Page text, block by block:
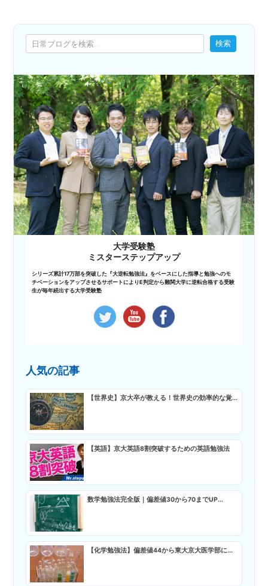
検索
検索
大学受験塾
ミスターステップアップ
シリーズ累計17万部を突破した『大逆転勉強法』をベースにした指導と勉強へのモ
チベーションをアップさせるサポートによりE判定から難関大学に逆転合格する受験
生が毎年続出する大学受験塾
人気の記事
【世界史】京大卒が教える！世界史の効率的な覚...
【英語】京大英語8割突破するための英語勉強法
数学勉強法完全版｜偏差値30から70までUP...
【化学勉強法】偏差値44から東大京大医学部に...